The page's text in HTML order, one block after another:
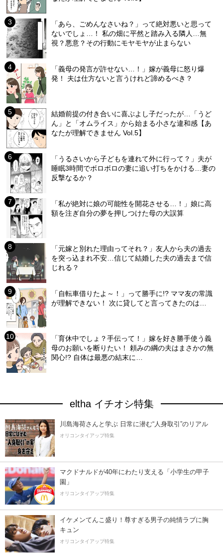
「あら、ごめんなさいね？」って絶対悪いと思って
ないでしょ…！ 私の畑に平然と踏み入る隣人…無
視？悪意？その行動にモヤモヤが止まらない
「義母の発言が許せない…！」嫁が義母に怒り爆
発！ 夫は仕方ないと言うけれど諦めるべき？
結婚前提の付き合いに喜ぶよし子だったが…「うど
ん」と「オムライス」から始まる小さな違和感【あ
なたが理解できません Vol.5】
「うるさいから子どもを連れて外に行って？」夫が
睡眠3時間でボロボロの妻に追い打ちをかける…妻の
反撃なるか？
「私が絶対に娘の可能性を開花させる…！」娘に高
額を注ぎ自分の夢を押しつけた母の大誤算
「元嫁と別れた理由ってそれ？」友人から夫の過去
を突っ込まれ不安…信じて結婚した夫の過去まで信
じれる？
「自転車借りたよ～！」って勝手に!? ママ友の常識
が理解できない！ 次に貸してと言ってきたのは…
「育休中でしょ？手伝って！」嫁を好き勝手使う義
母のお願いを断りたい！ 頼みの綱の夫はまさかの無
関心!? 自体は最悪の結末に…
eltha イチオシ特集
川島海荷さんと学ぶ 日常に潜む“人身取引”のリアル
オリコンタイアップ特集
マクドナルドが40年にわたり支える「小学生の甲子
園」
オリコンタイアップ特集
イケメンてんこ盛り！尊すぎる男子の純情ラブに胸
キュン
オリコンタイアップ特集